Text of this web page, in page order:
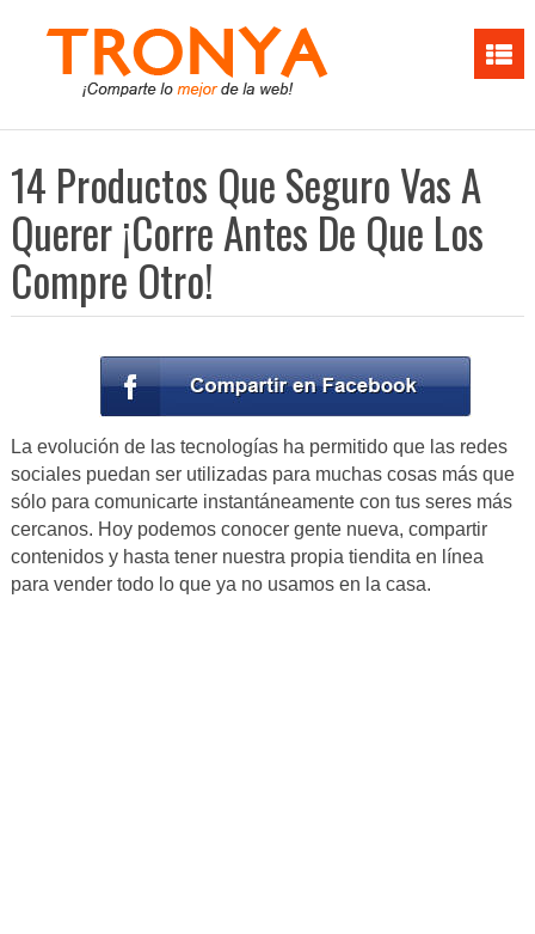
14 Productos Que Seguro Vas A
Querer ¡Corre Antes De Que Los
Compre Otro!
La evolución de las tecnologías ha permitido que las redes
sociales puedan ser utilizadas para muchas cosas más que
sólo para comunicarte instantáneamente con tus seres más
cercanos. Hoy podemos conocer gente nueva, compartir
contenidos y hasta tener nuestra propia tiendita en línea
para vender todo lo que ya no usamos en la casa.